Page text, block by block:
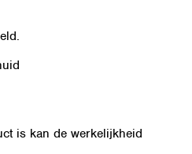
is kan de werkelijkheid